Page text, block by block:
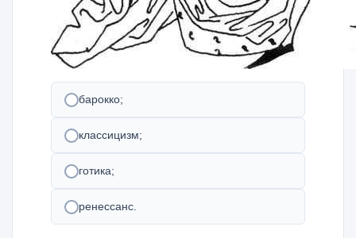
барокко;
классицизм;
готика;
ренессанс.